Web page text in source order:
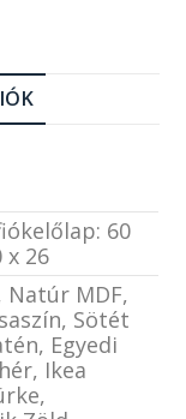
60
x 26
Natúr MDF,
Sötét
Egyedi
Ikea